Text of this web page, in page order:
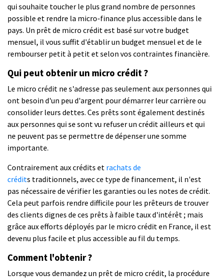
qui souhaite toucher le plus grand nombre de personnes
possible et rendre la micro-finance plus accessible dans le
pays. Un prêt de micro crédit est basé sur votre budget
mensuel, il vous suffit d'établir un budget mensuel et de le
rembourser petit à petit et selon vos contraintes financière.
Qui peut obtenir un micro crédit ?
Le micro crédit ne s'adresse pas seulement aux personnes qui
ont besoin d'un peu d'argent pour démarrer leur carrière ou
consolider leurs dettes. Ces prêts sont également destinés
aux personnes qui se sont vu refuser un crédit ailleurs et qui
ne peuvent pas se permettre de dépenser une somme
importante.
Contrairement aux crédits et rachats de
crédits traditionnels, avec ce type de financement, il n'est
pas nécessaire de vérifier les garanties ou les notes de crédit.
Cela peut parfois rendre difficile pour les prêteurs de trouver
des clients dignes de ces prêts à faible taux d'intérêt ; mais
grâce aux efforts déployés par le micro crédit en France, il est
devenu plus facile et plus accessible au fil du temps.
Comment l'obtenir ?
Lorsque vous demandez un prêt de micro crédit, la procédure